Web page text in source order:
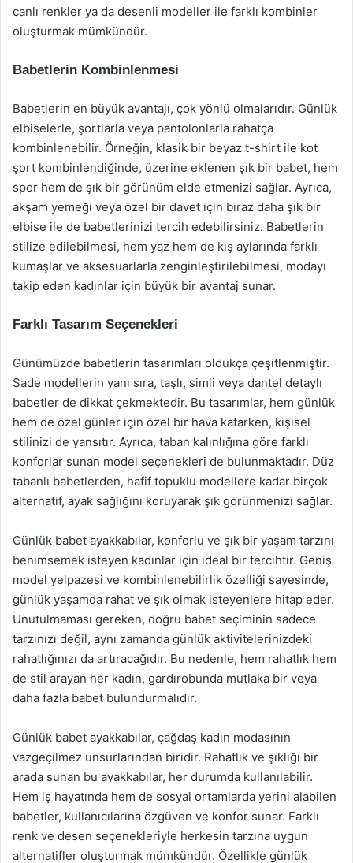
canlı renkler ya da desenli modeller ile farklı kombinler
oluşturmak mümkündür.
Babetlerin Kombinlenmesi
Babetlerin en büyük avantajı, çok yönlü olmalarıdır. Günlük
elbiselerle, şortlarla veya pantolonlarla rahatça
kombinlenebilir. Örneğin, klasik bir beyaz t-shirt ile kot
şort kombinlendiğinde, üzerine eklenen şık bir babet, hem
spor hem de şık bir görünüm elde etmenizi sağlar. Ayrıca,
akşam yemeği veya özel bir davet için biraz daha şık bir
elbise ile de babetlerinizi tercih edebilirsiniz. Babetlerin
stilize edilebilmesi, hem yaz hem de kış aylarında farklı
kumaşlar ve aksesuarlarla zenginleştirilebilmesi, modayı
takip eden kadınlar için büyük bir avantaj sunar.
Farklı Tasarım Seçenekleri
Günümüzde babetlerin tasarımları oldukça çeşitlenmiştir.
Sade modellerin yanı sıra, taşlı, simli veya dantel detaylı
babetler de dikkat çekmektedir. Bu tasarımlar, hem günlük
hem de özel günler için özel bir hava katarken, kişisel
stilinizi de yansıtır. Ayrıca, taban kalınlığına göre farklı
konforlar sunan model seçenekleri de bulunmaktadır. Düz
tabanlı babetlerden, hafif topuklu modellere kadar birçok
alternatif, ayak sağlığını koruyarak şık görünmenizi sağlar.
Günlük babet ayakkabılar, konforlu ve şık bir yaşam tarzını
benimsemek isteyen kadınlar için ideal bir tercihtir. Geniş
model yelpazesi ve kombinlenebilirlik özelliği sayesinde,
günlük yaşamda rahat ve şık olmak isteyenlere hitap eder.
Unutulmaması gereken, doğru babet seçiminin sadece
tarzınızı değil, aynı zamanda günlük aktivitelerinizdeki
rahatlığınızı da artıracağıdır. Bu nedenle, hem rahatlık hem
de stil arayan her kadın, gardırobunda mutlaka bir veya
daha fazla babet bulundurmalıdır.
Günlük babet ayakkabılar, çağdaş kadın modasının
vazgeçilmez unsurlarından biridir. Rahatlık ve şıklığı bir
arada sunan bu ayakkabılar, her durumda kullanılabilir.
Hem iş hayatında hem de sosyal ortamlarda yerini alabilen
babetler, kullanıcılarına özgüven ve konfor sunar. Farklı
renk ve desen seçenekleriyle herkesin tarzına uygun
alternatifler oluşturmak mümkündür. Özellikle günlük